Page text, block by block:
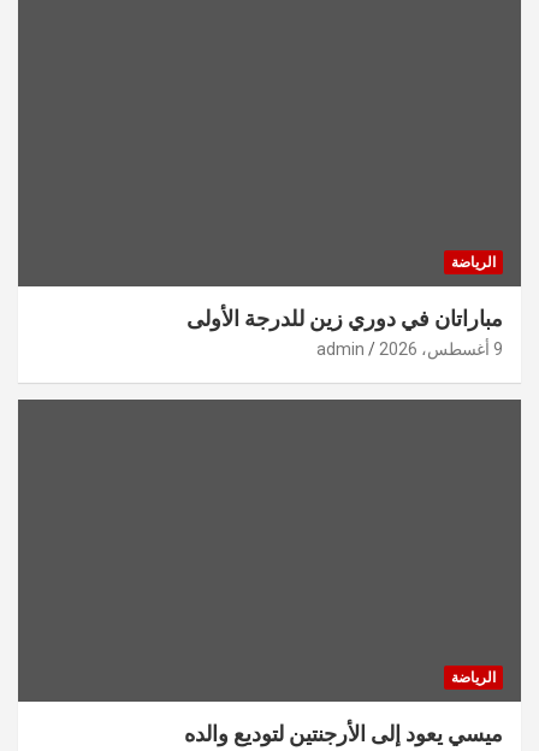
الرياضة
مباراتان في دوري زين للدرجة الأولى
9 أغسطس، 2026 admin
الرياضة
ميسي يعود إلى الأرجنتين لتوديع والده